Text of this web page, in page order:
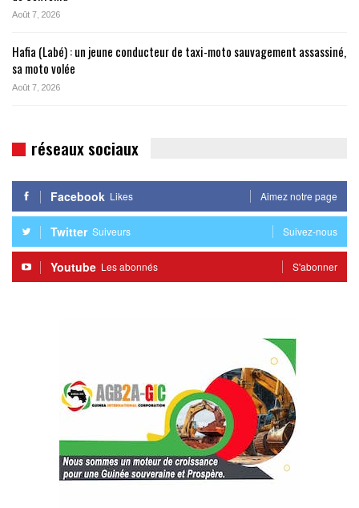
Août 7, 2026
Hafia (Labé) : un jeune conducteur de taxi-moto sauvagement assassiné,
sa moto volée
Août 7, 2026
réseaux sociaux
Facebook Likes Aimez notre page
Twitter Suiveurs Suivez-nous
Youtube Les abonnés S'abonner